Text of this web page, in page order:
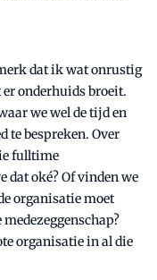
dat ik wat onrustig
er onderhuids broeit.
we wel de tijd en
te bespreken. Over
fulltime
dat oké? Of vinden we
organisatie moet
organisatie in al die